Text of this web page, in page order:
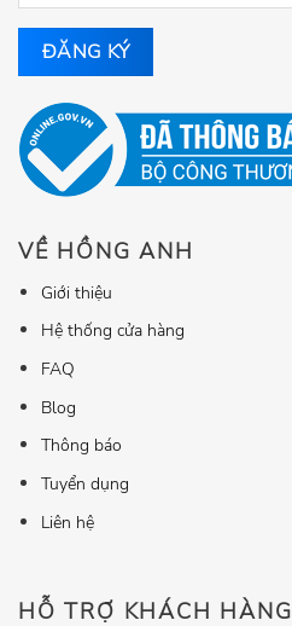
VỀ HỒNG ANH
Giới thiệu
Hệ thống cửa hàng
FAQ
Blog
Thông báo
Tuyển dụng
Liên hệ
HỖ TRỢ KHÁCH HÀNG